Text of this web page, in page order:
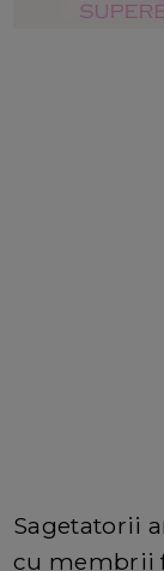
Sagetatorii
cu membrii